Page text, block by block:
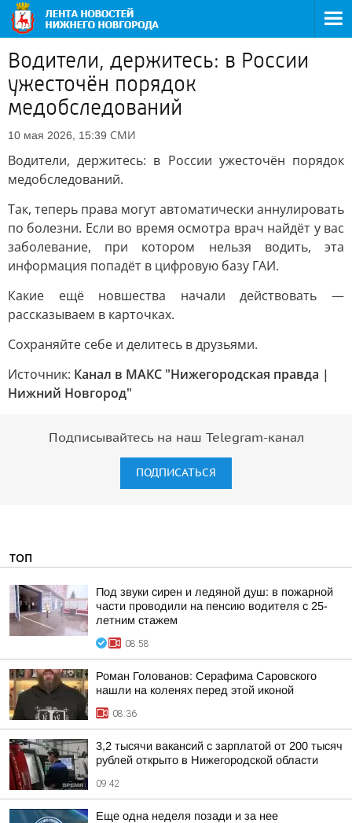
Водители, держитесь: в России
ужесточён порядок
медобследований
10 мая 2026, 15:39 СМИ
Водители, держитесь: в России ужесточён порядок
медобследований.
Так, теперь права могут автоматически аннулировать
по болезни. Если во время осмотра врач найдёт у вас
заболевание, при котором нельзя водить, эта
информация попадёт в цифровую базу ГАИ.
Какие ещё новшества начали действовать —
рассказываем в карточках.
Сохраняйте себе и делитесь в друзьями.
Источник: Канал в МАКС "Нижегородская правда |
Нижний Новгород"
Подписывайтесь на наш Telegram-канал
ПОДПИСАТЬСЯ
ТОП
Под звуки сирен и ледяной душ: в пожарной
части проводили на пенсию водителя с 25-
летним стажем
08:58
Роман Голованов: Серафима Саровского
нашли на коленях перед этой иконой
08:36
3,2 тысячи вакансий с зарплатой от 200 тысяч
рублей открыто в Нижегородской области
09:42
Еще одна неделя позади и за нее